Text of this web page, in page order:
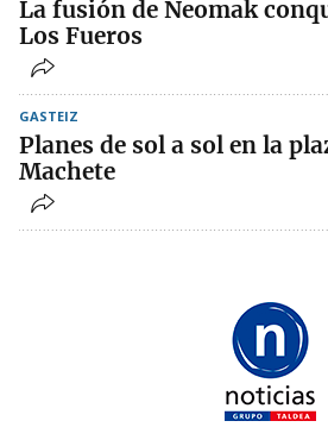
La fusión de Neomak
Los Fueros
GASTEIZ
Planes de sol a sol en la
Machete